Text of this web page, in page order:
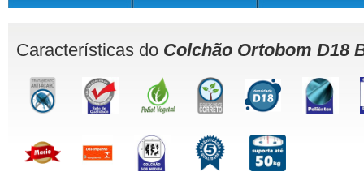
Características do Colchão Ortobom D18